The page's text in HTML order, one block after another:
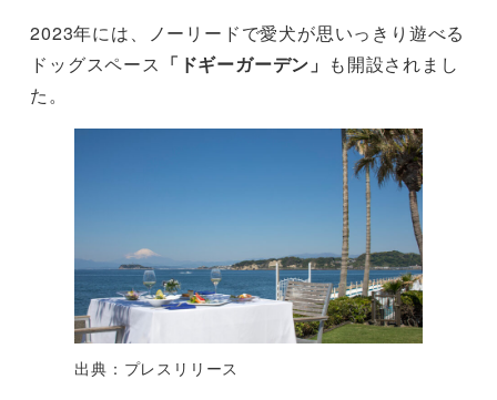
2023年には、ノーリードで愛犬が思いっきり遊べる
ドッグスペース 「ドギーガーデン」 も開設されまし
た。
出典：プレスリリース